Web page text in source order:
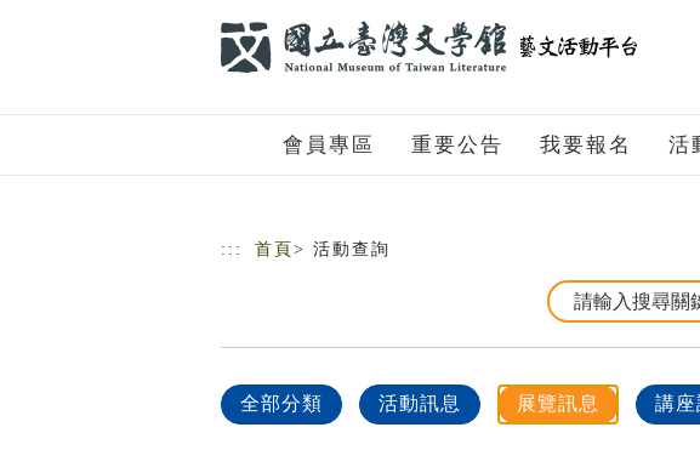
會員專區 重要公告 我要報名 活
::: 首頁 > 活動查詢
全部分類 活動訊息 展覽訊息 講座